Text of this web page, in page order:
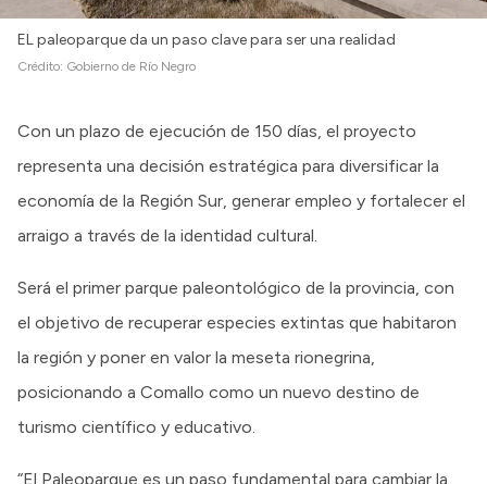
EL paleoparque da un paso clave para ser una realidad
Crédito: Gobierno de Río Negro
Con un plazo de ejecución de 150 días, el proyecto
representa una decisión estratégica para diversificar la
economía de la Región Sur, generar empleo y fortalecer el
arraigo a través de la identidad cultural.
Será el primer parque paleontológico de la provincia, con
el objetivo de recuperar especies extintas que habitaron
la región y poner en valor la meseta rionegrina,
posicionando a Comallo como un nuevo destino de
turismo científico y educativo.
“El Paleoparque es un paso fundamental para cambiar la